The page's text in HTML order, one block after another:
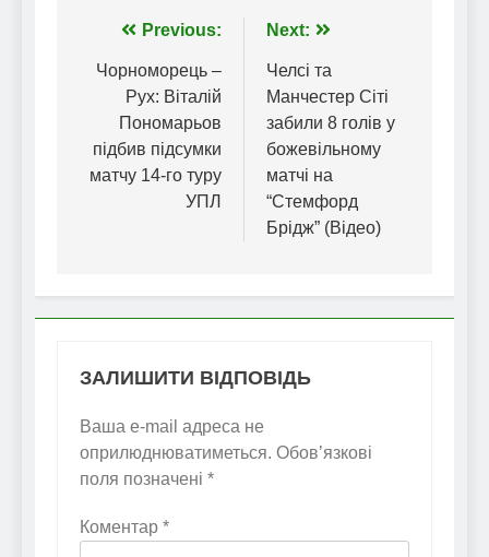
Навігація
записів
Previous:
Чорноморець –
Рух: Віталій
Пономарьов
підбив підсумки
матчу 14-го туру
УПЛ
Next:
Челсі та
Манчестер Сіті
забили 8 голів у
божевільному
матчі на
“Стемфорд
Брідж” (Відео)
ЗАЛИШИТИ ВІДПОВІДЬ
Ваша e-mail адреса не
оприлюднюватиметься. Обов’язкові
поля позначені *
Коментар *